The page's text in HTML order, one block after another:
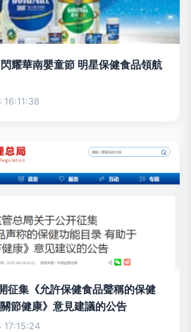
耀華南嬰童節 明星保健食品領航
征集《允許保健食品聲稱的保健
節健康》意見建議的公告
17:15:24